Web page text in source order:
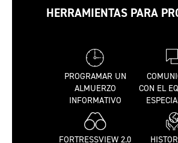
HERRAMIENTAS PARA
PROGRAMAR UN
ALMUERZO
INFORMATIVO
CON EL
FORTRESSVIEW 2.0